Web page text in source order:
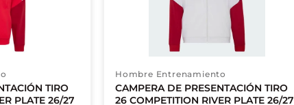
TIRO
PLATE 26/27
Hombre Entrenamiento
CAMPERA DE PRESENTACIÓN TIRO
26 COMPETITION RIVER PLATE 26/27